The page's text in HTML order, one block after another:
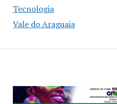
Tecnologia
Vale do Araguaia